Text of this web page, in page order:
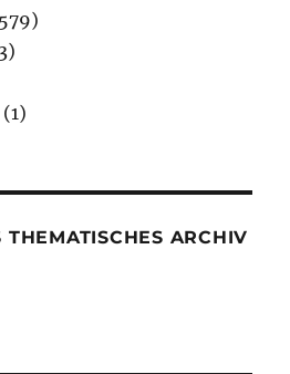
(1)
THEMATISCHES ARCHIV